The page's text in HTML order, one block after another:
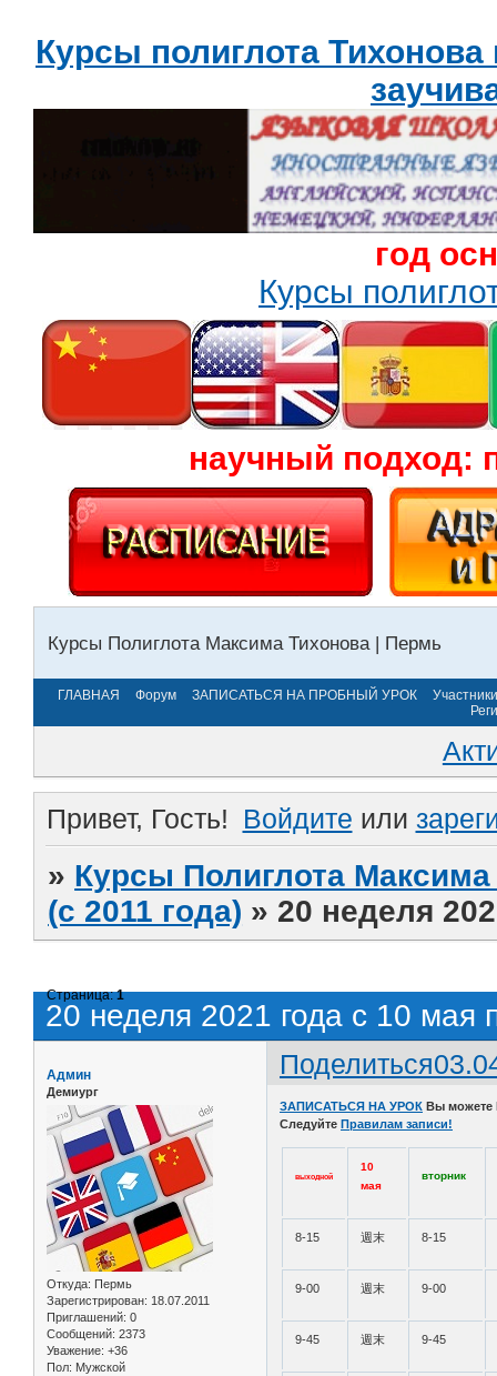
Курсы полиглота
год
Курсы
научный подход:
Курсы Полиглота Максима Тихонова | Пермь
ГЛАВНАЯ Форум ЗАПИСАТЬСЯ НА ПРОБНЫЙ УРОК
Участники
Привет, Гость! Войдите или
» Курсы Полиглота
(с 2011 года) » 20 неделя
20 неделя 2021 года с 10 мая
Страница:1
Поделиться
Админ
Демиург
Откуда: Пермь
Зарегистрирован: 18.07.2011
Приглашений: 0
Сообщений: 2373
Уважение: +36
Пол: Мужской
ЗАПИСАТЬСЯ НА УРОК Вы
Следуйте Правилам записи!
выходной
10
мая
вторник
8-15 週末 8-15
9-00 週末 9-00
9-45 週末 9-45